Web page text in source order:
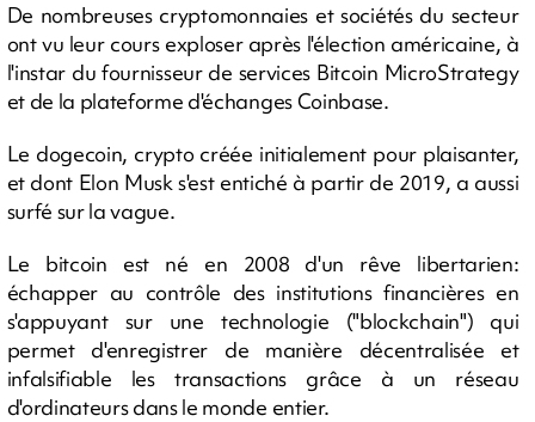
De nombreuses cryptomonnaies et sociétés du secteur
ont vu leur cours exploser après l'élection américaine, à
l'instar du fournisseur de services Bitcoin MicroStrategy
et de la plateforme d'échanges Coinbase.
Le dogecoin, crypto créée initialement pour plaisanter,
et dont Elon Musk s'est entiché à partir de 2019, a aussi
surfé sur la vague.
Le bitcoin est né en 2008 d'un rêve libertarien:
échapper au contrôle des institutions financières en
s'appuyant sur une technologie ("blockchain") qui
permet d'enregistrer de manière décentralisée et
infalsifiable les transactions grâce à un réseau
d'ordinateurs dans le monde entier.